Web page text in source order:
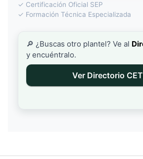
✓ Certificación Oficial SEP
✓ Formación Técnica Especializada
🔎 ¿Buscas otro plantel? Ve al
y encuéntralo.
Ver Directorio